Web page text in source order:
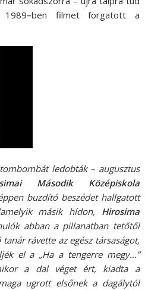
1989–ben filmet forgatott a
ledobták – augusztus
Második Középiskola
buzdító beszédet hallgatott
másik hídon, Hirosima
abban a pillanatban tetőtől
rávette az egész társaságot,
el a „Ha a tengerre megy…”
a dal véget ért, kiadta a
ugrott elsőnek a dagálytól